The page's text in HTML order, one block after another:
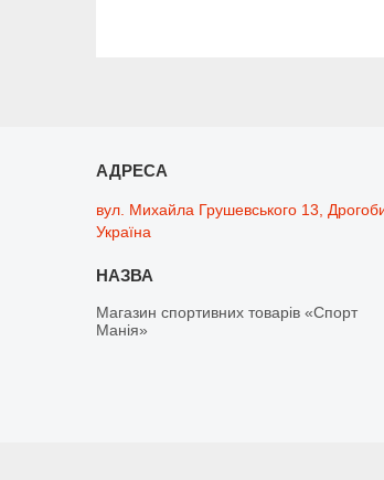
вул. Михайла Грушевського 13,
Україна
Магазин спортивних товарів «Спорт
Манія»